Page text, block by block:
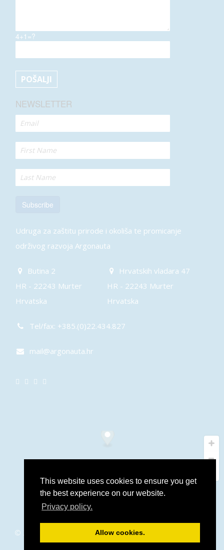
This website uses cookies to ensure you get
the best experience on our website.
Privacy policy.
Allow cookies.
4+1=?
NEWSLETTER
Subscribe
Udruga za zaštitu prirode i okoliša te promicanje
održivog razvoja Argonauta
Butina 2
HR - 22243 Murter
Hrvatska
Hrvatskih vladara 47
HR - 22243 Murter
Hrvatska
Tel/fax: +385.(0)22.434.827
mail@argonauta.hr
© 2016 – 2026 Argonauta.hr. All rights reserved. Support and
programming:Stjepan Tafra.Izjava o privatnosti.